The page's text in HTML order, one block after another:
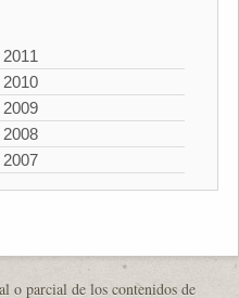
2011
2010
2009
2008
2007
o parcial de los contenidos de